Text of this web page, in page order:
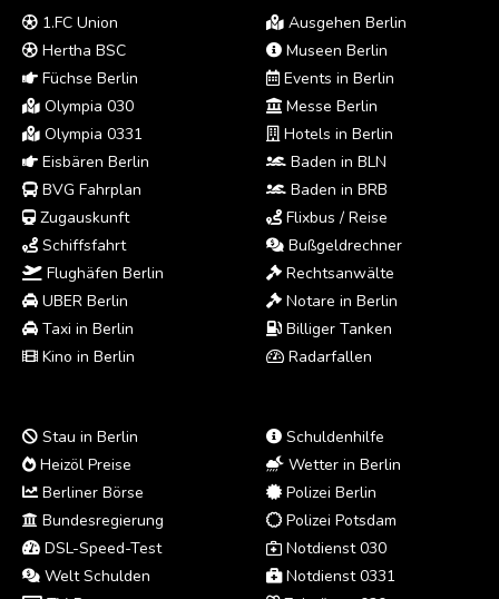
1.FC Union
Hertha BSC
Füchse Berlin
Olympia 030
Olympia 0331
Eisbären Berlin
BVG Fahrplan
Zugauskunft
Schiffsfahrt
Flughäfen Berlin
UBER Berlin
Taxi in Berlin
Kino in Berlin
Ausgehen Berlin
Museen Berlin
Events in Berlin
Messe Berlin
Hotels in Berlin
Baden in BLN
Baden in BRB
Flixbus / Reise
Bußgeldrechner
Rechtsanwälte
Notare in Berlin
Billiger Tanken
Radarfallen
Stau in Berlin
Heizöl Preise
Berliner Börse
Bundesregierung
DSL-Speed-Test
Welt Schulden
Schuldenhilfe
Wetter in Berlin
Polizei Berlin
Polizei Potsdam
Notdienst 030
Notdienst 0331